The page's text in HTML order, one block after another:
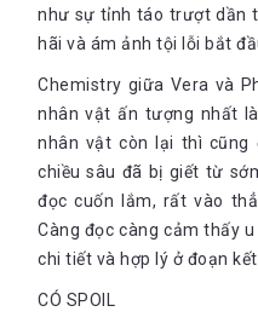
như sự tỉnh táo trượt dần
hãi và ám ảnh tội lỗi bắt
Chemistry giữa Vera và
nhân vật ấn tượng nhất
nhân vật còn lại thì cũng
chiều sâu đã bị giết từ
đọc cuốn lắm, rất vào
Càng đọc càng cảm thấy
chi tiết và hợp lý ở đoạn
CÓ SPOIL